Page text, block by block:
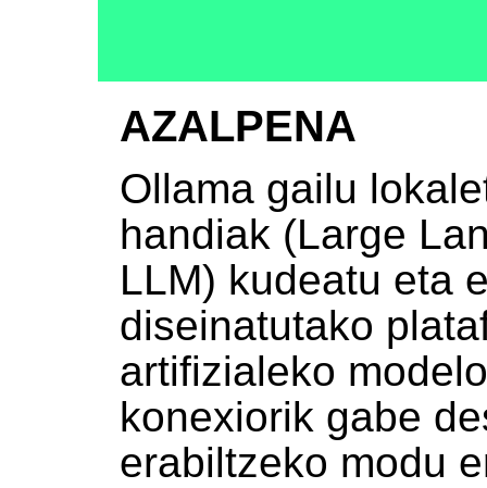
AZALPENA
Ollama gailu
handiak (Large
LLM) kudeatu eta
diseinatutako
artifizialeko
konexiorik gabe
erabiltzeko modu